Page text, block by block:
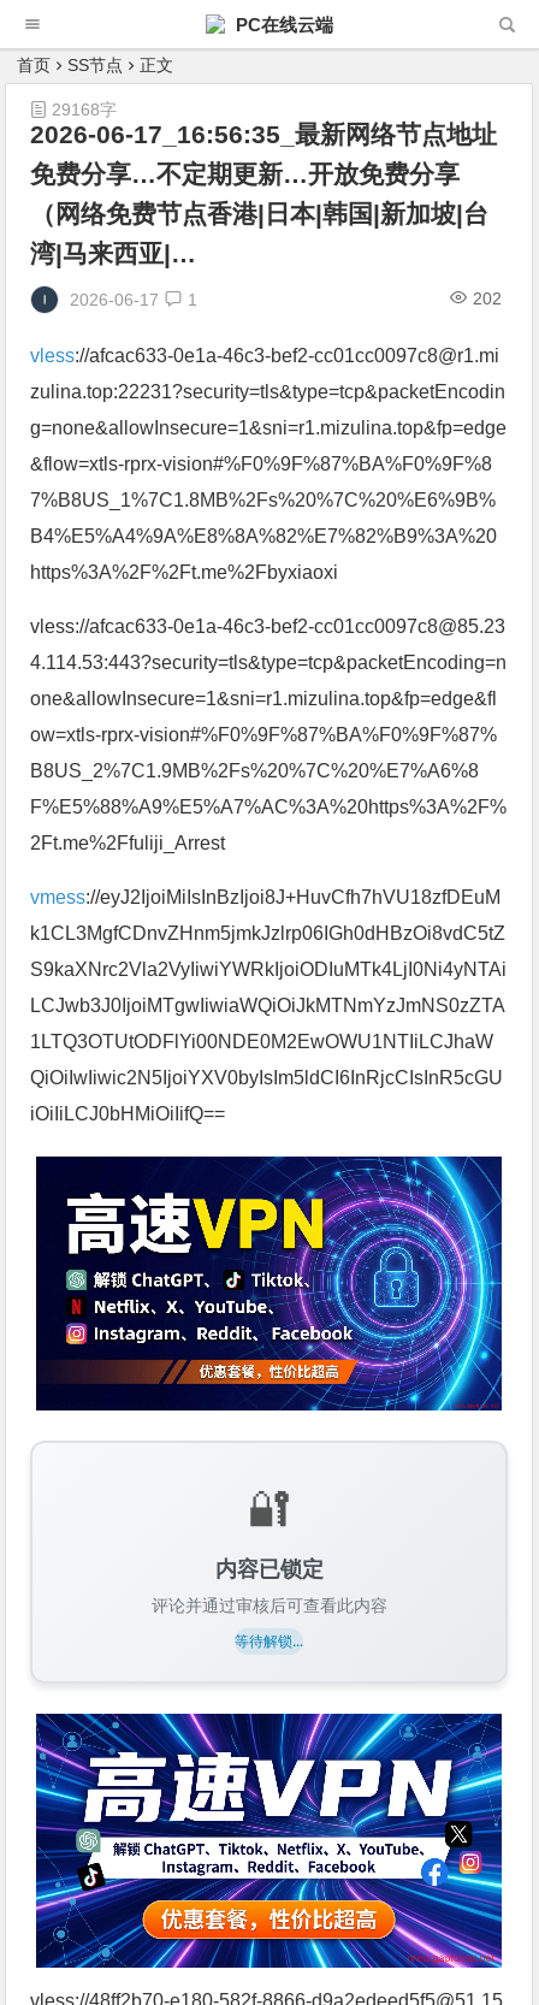
PC在线云端
首页 SS节点 正文
2026-06-17_16:56:35_最新网络节点地址
免费分享…不定期更新…开放免费分享
（网络免费节点香港|日本|韩国|新加坡|台
湾|马来西亚|…
2026-06-17 1 202
29168字
vless://afcac633-0e1a-46c3-bef2-cc01cc0097c8@r1.mi
zulina.top:22231?security=tls&type=tcp&packetEncodin
g=none&allowInsecure=1&sni=r1.mizulina.top&fp=edge
&flow=xtls-rprx-vision#%F0%9F%87%BA%F0%9F%8
7%B8US_1%7C1.8MB%2Fs%20%7C%20%E6%9B%
B4%E5%A4%9A%E8%8A%82%E7%82%B9%3A%20
https%3A%2F%2Ft.me%2Fbyxiaoxi
vless://afcac633-0e1a-46c3-bef2-cc01cc0097c8@85.23
4.114.53:443?security=tls&type=tcp&packetEncoding=n
one&allowInsecure=1&sni=r1.mizulina.top&fp=edge&fl
ow=xtls-rprx-vision#%F0%9F%87%BA%F0%9F%87%
B8US_2%7C1.9MB%2Fs%20%7C%20%E7%A6%8
F%E5%88%A9%E5%A7%AC%3A%20https%3A%2F%
2Ft.me%2Ffuliji_Arrest
vmess://eyJ2IjoiMiIsInBzIjoi8J+HuvCfh7hVU18zfDEuM
k1CL3MgfCDnvZHnm5jmkJzlrp06IGh0dHBzOi8vdC5tZ
S9kaXNrc2Vla2VyIiwiYWRkIjoiODIuMTk4LjI0Ni4yNTAi
LCJwb3J0IjoiMTgwIiwiaWQiOiJkMTNmYzJmNS0zZTA
1LTQ3OTUtODFlYi00NDE0M2EwOWU1NTIiLCJhaW
QiOiIwIiwic2N5IjoiYXV0byIsIm5ldCI6InRjcCIsInR5cGU
iOiIiLCJ0bHMiOiIifQ==
🔐
内容已锁定
评论并通过审核后可查看此内容
等待解锁...
vless://48ff2b70-e180-582f-8866-d9a2edeed5f5@51.15